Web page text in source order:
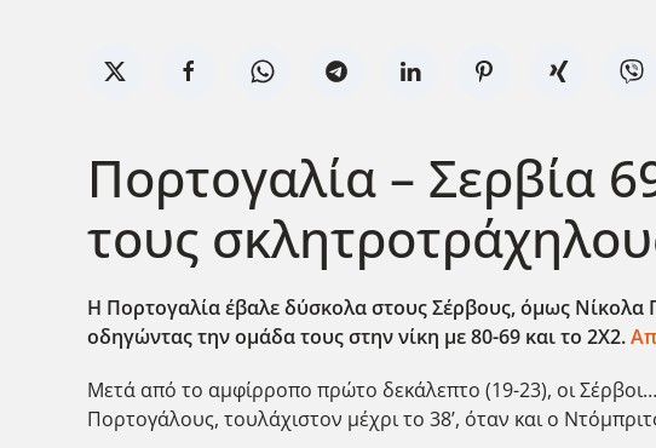
Πορτογαλία – Σερβία
τους
Η Πορτογαλία έβαλε δύσκολα στους Σέρβους, όμως Νίκολα
οδηγώντας την ομάδα τους στην νίκη με 80-69 και το 2Χ2.
Μετά από το αμφίρροπο πρώτο δεκάλεπτο (19-23), οι
Πορτογάλους, τουλάχιστον μέχρι το 38’, όταν και ο